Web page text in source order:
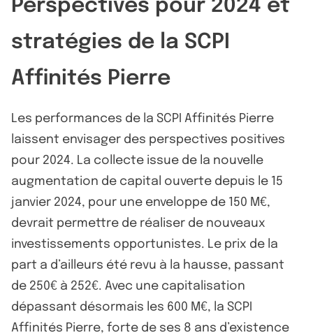
Perspectives pour 2024 et
stratégies de la SCPI
Affinités Pierre
Les performances de la SCPI Affinités Pierre
laissent envisager des perspectives positives
pour 2024. La collecte issue de la nouvelle
augmentation de capital ouverte depuis le 15
janvier 2024, pour une enveloppe de 150 M€,
devrait permettre de réaliser de nouveaux
investissements opportunistes. Le prix de la
part a d’ailleurs été revu à la hausse, passant
de 250€ à 252€. Avec une capitalisation
dépassant désormais les 600 M€, la SCPI
Affinités Pierre, forte de ses 8 ans d’existence